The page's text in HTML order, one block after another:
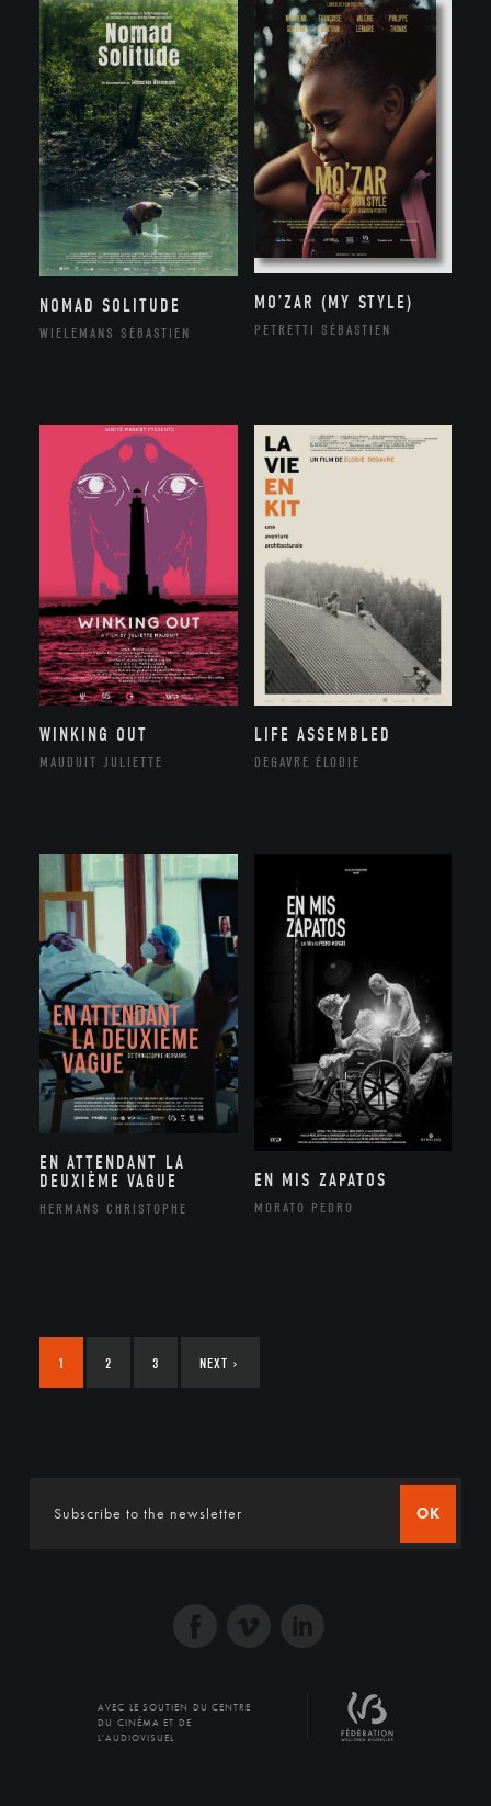
NOMAD SOLITUDE
WIELEMANS SÉBASTIEN
MO’ZAR (MY STYLE)
PETRETTI SÉBASTIEN
WINKING OUT
MAUDUIT JULIETTE
LIFE ASSEMBLED
DEGAVRE ÉLODIE
EN ATTENDANT LA
DEUXIÈME VAGUE
HERMANS CHRISTOPHE
EN MIS ZAPATOS
MORATO PEDRO
1 2 3 NEXT ›
OK
AVEC LE SOUTIEN DU CENTRE
DU CINÉMA ET DE
L'AUDIOVISUEL